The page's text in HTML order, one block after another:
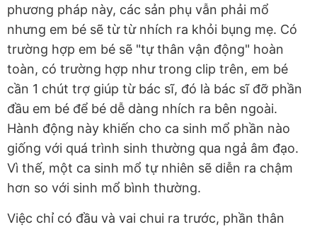
phương pháp này, các sản phụ vẫn phải mổ
nhưng em bé sẽ từ từ nhích ra khỏi bụng mẹ. Có
trường hợp em bé sẽ "tự thân vận động" hoàn
toàn, có trường hợp như trong clip trên, em bé
cần 1 chút trợ giúp từ bác sĩ, đó là bác sĩ đỡ phần
đầu em bé để bé dễ dàng nhích ra bên ngoài.
Hành động này khiến cho ca sinh mổ phần nào
giống với quá trình sinh thường qua ngả âm đạo.
Vì thế, một ca sinh mổ tự nhiên sẽ diễn ra chậm
hơn so với sinh mổ bình thường.
Việc chỉ có đầu và vai chui ra trước, phần thân